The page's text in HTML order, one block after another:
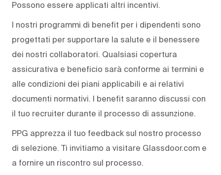
Possono essere applicati altri incentivi.
I nostri programmi di benefit per i dipendenti sono
progettati per supportare la salute e il benessere
dei nostri collaboratori. Qualsiasi copertura
assicurativa e beneficio sarà conforme ai termini e
alle condizioni dei piani applicabili e ai relativi
documenti normativi. I benefit saranno discussi con
il tuo recruiter durante il processo di assunzione.
PPG apprezza il tuo feedback sul nostro processo
di selezione. Ti invitiamo a visitare Glassdoor.com e
a fornire un riscontro sul processo.